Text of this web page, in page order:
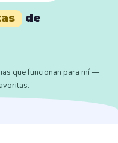
de
que funcionan para mí —